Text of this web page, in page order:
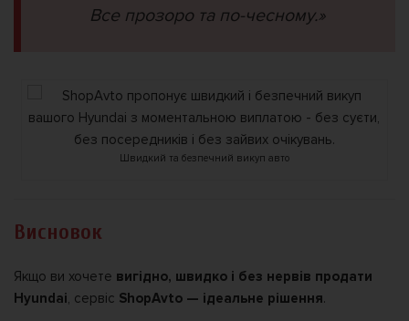
Все прозоро та по-чесному.»
Швидкий та безпечний викуп авто
Висновок
Якщо ви хочете вигідно, швидко і без нервів продати
Hyundai, сервіс ShopAvto — ідеальне рішення.